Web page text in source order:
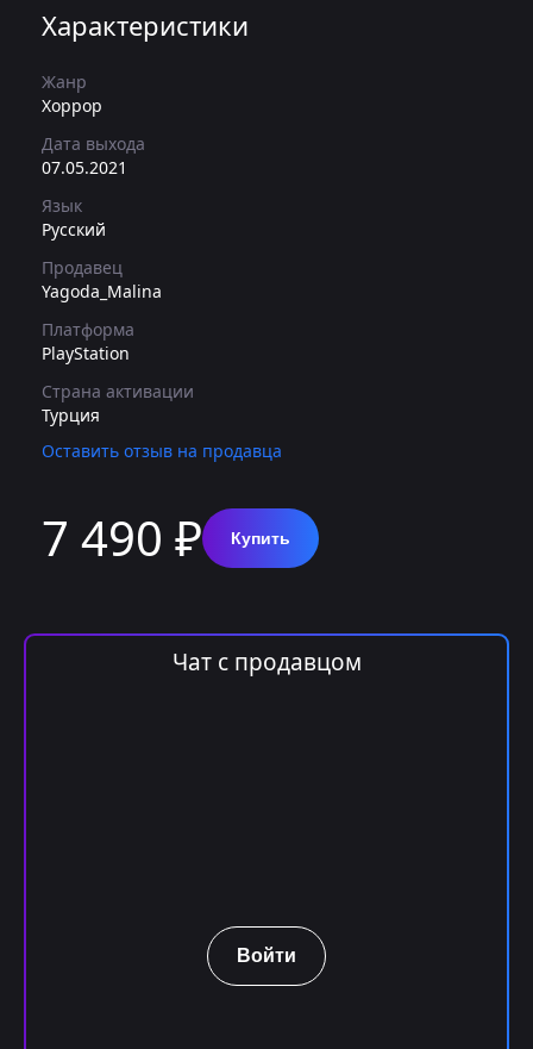
Характеристики
Жанр
Хоррор
Дата выхода
07.05.2021
Язык
Русский
Продавец
Yagoda_Malina
Платформа
PlayStation
Страна активации
Турция
Оставить отзыв на продавца
7 490 ₽ Купить
Чат с продавцом
Войти